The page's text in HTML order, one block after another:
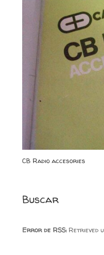
CB Radio accesories
Buscar
Error de RSS:Retrieved